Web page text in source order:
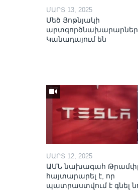
ՄԱՐՏ 13, 2025
Մեծ Յոթնյակի
Կանադայում են
ՄԱՐՏ 12, 2025
ԱՄՆ նախագահ
հայտարարել է, որ
պատրաստվում է գնել